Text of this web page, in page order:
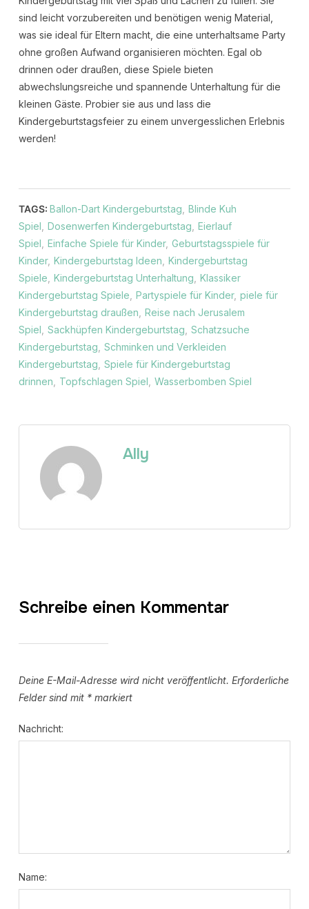
sind leicht vorzubereiten und benötigen wenig Material,
was sie ideal für Eltern macht, die eine unterhaltsame Party
ohne großen Aufwand organisieren möchten. Egal ob
drinnen oder draußen, diese Spiele bieten
abwechslungsreiche und spannende Unterhaltung für die
kleinen Gäste. Probier sie aus und lass die
Kindergeburtstagsfeier zu einem unvergesslichen Erlebnis
werden!
TAGS: Ballon-Dart Kindergeburtstag Blinde Kuh
Spiel Dosenwerfen Kindergeburtstag Eierlauf
Spiel Einfache Spiele für Kinder, Geburtstagsspiele für
Kinder, Kindergeburtstag Ideen Kindergeburtstag
Spiele Kindergeburtstag Unterhaltung Klassiker
Kindergeburtstag Spiele Partyspiele für Kinder, piele für
Kindergeburtstag draußen Reise nach Jerusalem
Spiel Sackhüpfen Kindergeburtstag Schatzsuche
Kindergeburtstag Schminken und Verkleiden
Kindergeburtstag Spiele für Kindergeburtstag
drinnen
Topfschlagen Spiel Wasserbomben Spiel
Ally
Schreibe einen Kommentar
Deine E-Mail-Adresse wird nicht veröffentlicht. Erforderliche
Felder sind mit *markiert
Nachricht:
Name: